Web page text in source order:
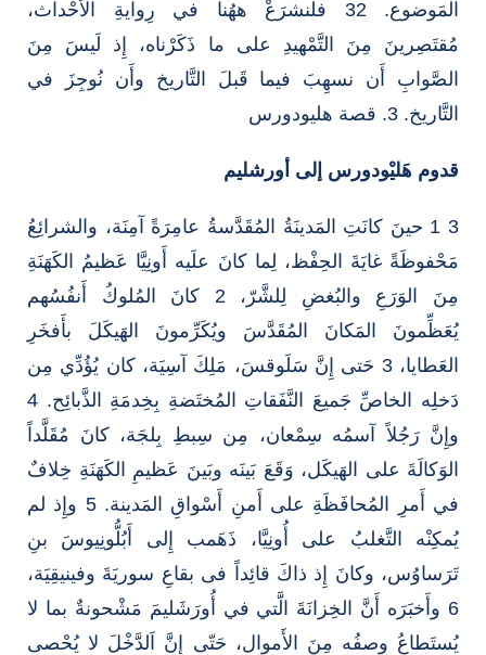
المَوضوع. 32 فلنشرَعْ ههُنا في رِوايةِ الأَحْداث،
مُقتَصِرينَ مِنَ التَّمْهيدِ على ما ذَكَرْناه، إِذ لَيسَ مِنَ
الصَّوابِ أَن نسهِبَ فيما قَبلَ التَّاريخ وأَن نُوجِزَ في
التَّاريخ. 3. قصة هليودورس
قدوم هَليْودورس إلى أورشليم
3 1 حينَ كانَتِ المَدينَةُ المُقَدَّسةُ عامِرَةً آمِنَة، والشرائِعُ
مَحْفوظَةً غايَةَ الحِفْظ، لِما كانَ علَيه أَونِيَّا عَظيمُ الكَهَنَةِ
مِنَ الوَرَعِ والبُغضِ لِلشَّرّ، 2 كانَ المُلوكُ أَنفُسُهم
يُعَظِّمونَ المَكانَ المُقَدَّسَ ويُكَرِّمونَ الهَيكَلَ بأَفخَرِ
العَطايا، 3 حَتى إِنَّ سَلَوقسَ، مَلِكَ آسِيَة، كان يُؤُدِّي مِن
دَخلِه الخاصِّ جَميعَ النَّفَقاتِ المُختَضةِ بِخِدمَةِ الذَّبائِح. 4
وإِنَّ رَجُلاً آسمُه سِمْعان، مِن سِبطِ بِلجَة، كانَ مُقَلَّداً
الوَكالَةَ على الهَيكَل، وَقَعَ بَينَه وبَينَ عَظيمِ الكَهَنَةِ خِلافٌ
في أَمرِ المُحافَظَةِ على أَمنِ أَسْواقِ المَدينة. 5 وإِذ لم
يُمكِنْه التَّغلبُ على أُونِيَّا، ذَهَمب إِلى أَبُلُّونِيوسَ بنِ
تَرَساوُس، وكانَ إِذ ذاكَ قائِداً فى بقاعِ سوريَةَ وفينيقِيَة،
6 وأَخبَرَه أَنَّ الخِزانَةَ الَّتي في أُورَشَليمَ مَشْحونةٌ بما لا
يُستَطاعُ وصفُه مِنَ الأَموال، حَتّى إِنَّ اَلدَّخْلَ لا يُحْصى